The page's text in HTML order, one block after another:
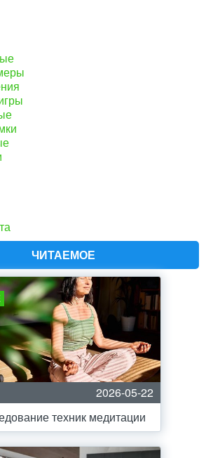
ЧИТАЕМОЕ
2026-05-22
техник медитации